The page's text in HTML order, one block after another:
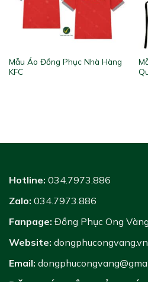
Mẫu Áo Đồng Phục Nhà Hàng
KFC
Hotline: 034.7973.886
Zalo: 034.7973.886
Fanpage: Đồng Phục Ong
Website: dongphucongvang.vn
Email: